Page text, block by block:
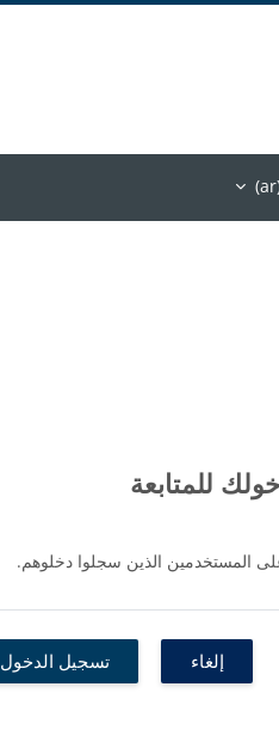
للمتابعة
المستخدمين الذين سجلوا دخلوهم.
إلغاء تسجيل الدخول